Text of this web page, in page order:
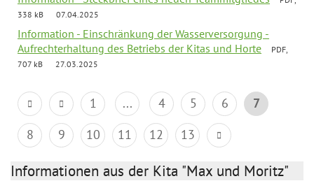
338 kB
07.04.2025
Information - Einschränkung der Wasserversorgung -
Aufrechterhaltung des Betriebs der Kitas und Horte
PDF,
707 kB
27.03.2025
1 ... 4 5 6
7
8
9 10 11 12 13
Informationen aus der Kita "Max und Moritz"